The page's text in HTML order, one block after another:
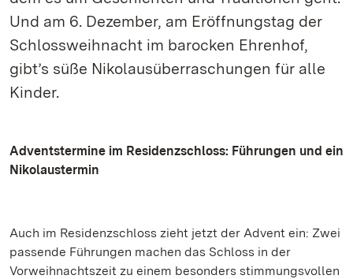
Und am 6. Dezember, am Eröffnungstag der
Schlossweihnacht im barocken Ehrenhof,
gibt’s süße Nikolausüberraschungen für alle
Kinder.
Adventstermine im Residenzschloss: Führungen und ein
Nikolaustermin
Auch im Residenzschloss zieht jetzt der Advent ein: Zwei
passende Führungen machen das Schloss in der
Vorweihnachtszeit zu einem besonders stimmungsvollen